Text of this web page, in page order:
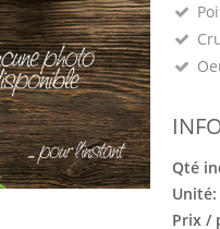
Qté
Unité:
Prix /